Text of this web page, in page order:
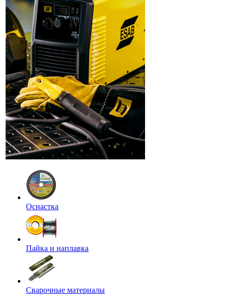
Оснастка
Пайка и наплавка
Сварочные материалы